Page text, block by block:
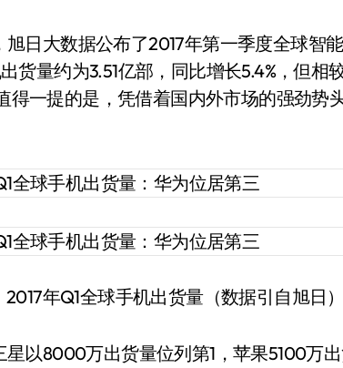
货量约为3.51亿部，同比增长5.4%，但相
得一提的是，凭借着国内外市场的强劲势
2017年Q1全球手机出货量（数据引自旭日）
以8000万出货量位列第1，苹果5100万